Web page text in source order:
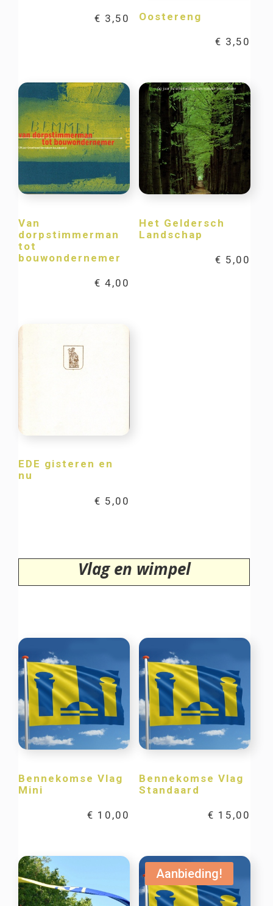
€ 3,50 Oostereng
€ 3,50
Van
dorpstimmerman
tot
bouwondernemer
€ 4,00
Het Geldersch
Landschap
€ 5,00
EDE gisteren en
nu
€ 5,00
Vlag en wimpel
Bennekomse Vlag
Mini
€ 10,00
Bennekomse Vlag
Standaard
€ 15,00
Aanbieding!